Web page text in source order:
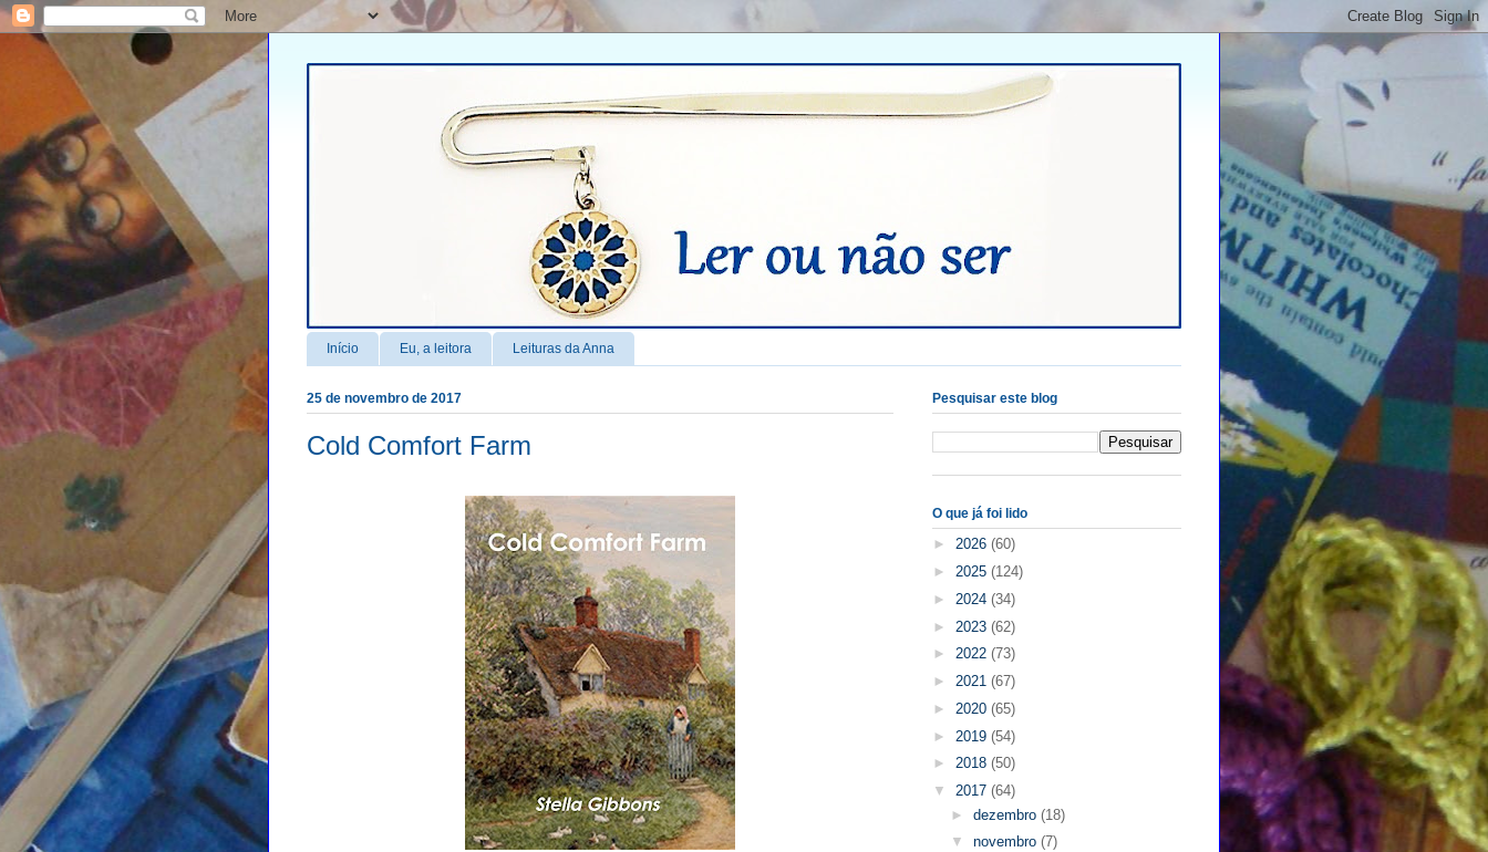
Início Eu, a leitora Leituras da Anna
25 de novembro de 2017
Cold Comfort Farm
Pesquisar este blog
O que já foi lido
► 2026 (60)
► 2025 (124)
► 2024 (34)
► 2023 (62)
► 2022 (73)
► 2021 (67)
► 2020 (65)
► 2019 (54)
► 2018 (50)
▼ 2017 (64)
► dezembro (18)
▼ novembro (7)